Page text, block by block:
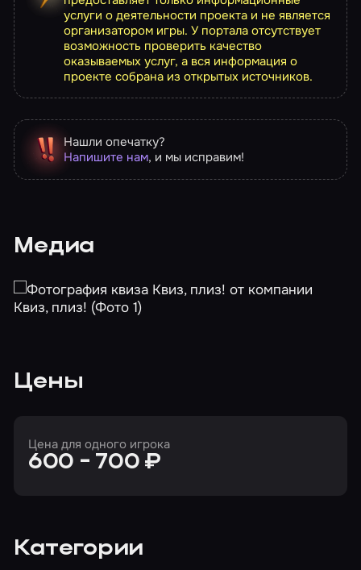
услуги о деятельности проекта и не является
организатором игры. У портала отсутствует
возможность проверить качество
оказываемых услуг, а вся информация о
проекте собрана из открытых источников.
Нашли опечатку?
Напишите нам, и мы исправим!
Медиа
Цены
Цена для одного игрока
600 - 700 ₽
Категории